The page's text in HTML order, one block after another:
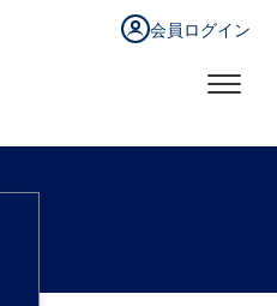
会員ログイン